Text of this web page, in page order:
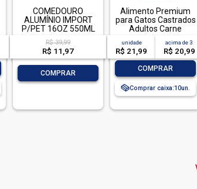
COMEDOURO
ALUMÍNIO IMPORT
P/PET 16OZ 550ML
R$ 39,99
R$ 11,97
COMPRAR
Alimento Premium
para Gatos Castrados
Adultos Carne
Whiskas Pacote 900g
unidade
R$ 21,99
acima de3
R$ 20,99
COMPRAR
Comprar caixa:10